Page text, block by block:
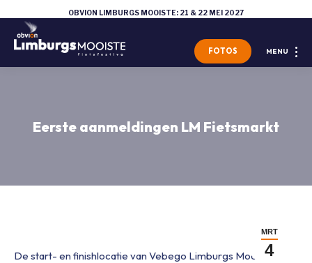
OBVION LIMBURGS MOOISTE: 21 & 22 MEI 2027
MENU
FOTOS
Eerste aanmeldingen LM Fietsmarkt
MRT
4
De start- en finishlocatie van Vebego Limburgs Mooiste is